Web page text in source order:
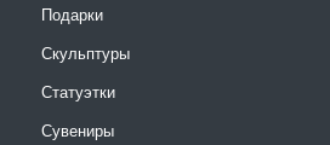
Подарки
Скульптуры
Статуэтки
Сувениры